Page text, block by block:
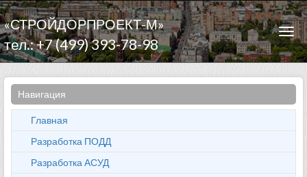
«СТРОЙДОРПРОЕКТ-М»
тел.: +7 (499) 393-78-98
Навигация
Главная
Разработка ПОДД
Разработка АСУД